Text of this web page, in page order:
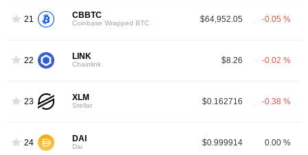
21 CBBTC
Coinbase Wrapped BTC $64,952.05 -0.05 %
22 LINK
Chainlink $8.26 -0.02 %
23 XLM
Stellar $0.162716 -0.38 %
24 DAI
Dai $0.999914 0.00 %